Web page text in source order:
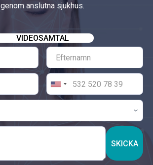
genom anslutna sjukhus.
VIDEOSAMTAL
SKICKA